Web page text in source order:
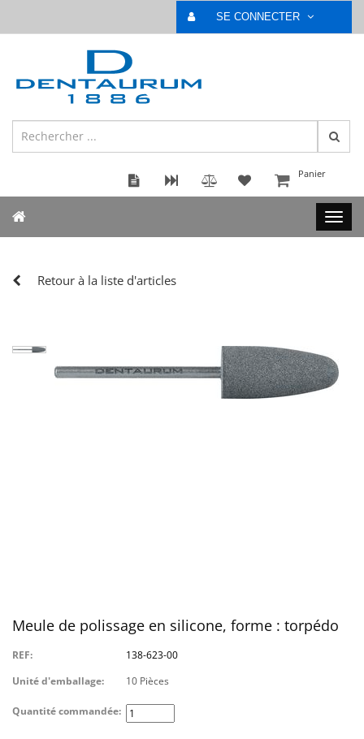
SE CONNECTER
Panier
Retour à la liste d'articles
Meule de polissage en silicone, forme : torpédo
REF:
138-623-00
Unité d'emballage:
10 Pièces
Quantité commandée: